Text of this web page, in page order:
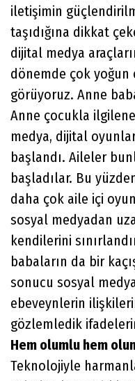
iletişimin
taşıdığına dikkat
dijital medya
dönemde çok yoğun
görüyoruz. Anne
Anne çocukla
medya, dijital
başlandı. Aileler
başladılar. Bu
daha çok aile içi
sosyal medyadan
kendilerini
babaların da bir
sonucu sosyal
ebeveynlerin
gözlemledik
Hem olumlu hem
Teknolojiyle